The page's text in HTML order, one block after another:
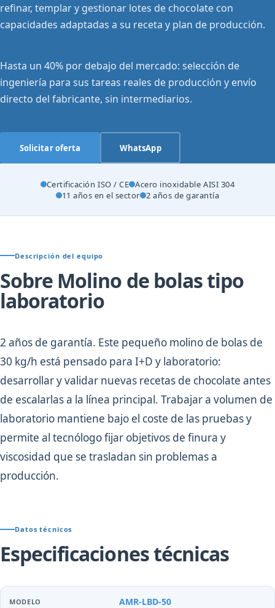
refinar, templar y gestionar lotes de chocolate con
capacidades adaptadas a su receta y plan de producción.
Hasta un 40% por debajo del mercado: selección de
ingeniería para sus tareas reales de producción y envío
directo del fabricante, sin intermediarios.
Solicitar oferta WhatsApp
Certificación ISO / CE Acero inoxidable AISI 304
11 años en el sector 2 años de garantía
Descripción del equipo
Sobre Molino de bolas tipo
laboratorio
2 años de garantía. Este pequeño molino de bolas de
30 kg/h está pensado para I+D y laboratorio:
desarrollar y validar nuevas recetas de chocolate antes
de escalarlas a la línea principal. Trabajar a volumen de
laboratorio mantiene bajo el coste de las pruebas y
permite al tecnólogo fijar objetivos de finura y
viscosidad que se trasladan sin problemas a
producción.
Datos técnicos
Especificaciones técnicas
AMR-LBD-50